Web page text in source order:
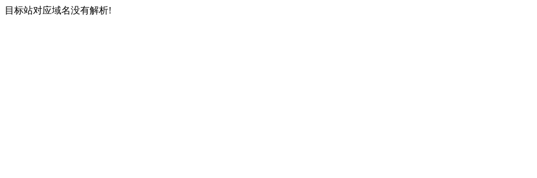
目标站对应域名没有解析!